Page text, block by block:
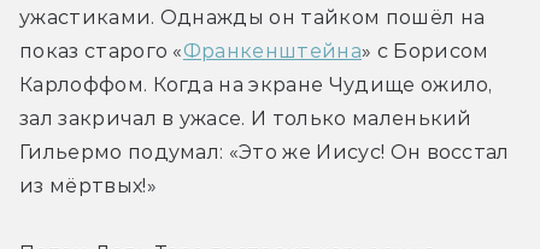
ужастиками. Однажды он тайком пошёл на
показ старого «Франкенштейна» с Борисом
Карлоффом. Когда на экране Чудище ожило,
зал закричал в ужасе. И только маленький
Гильермо подумал: «Это же Иисус! Он восстал
из мёртвых!»